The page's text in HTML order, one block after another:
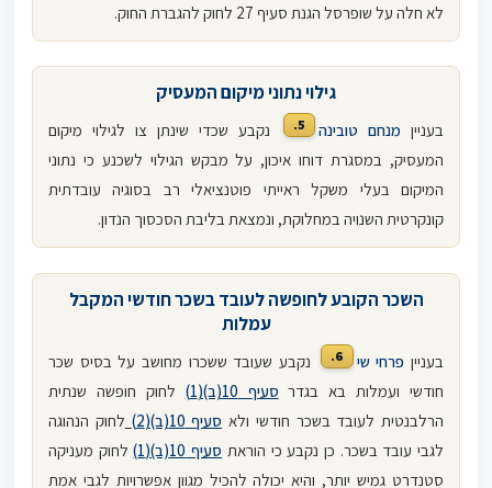
לא חלה על שופרסל הגנת סעיף 27 לחוק להגברת החוק.
גילוי נתוני מיקום המעסיק
בעניין מנחם טובינה 5.
נקבע שכדי שינתן צו לגילוי מיקום
המעסיק, במסגרת דוחו איכון, על מבקש הגילוי לשכנע כי נתוני
המיקום בעלי משקל ראייתי פוטנציאלי רב בסוגיה עובדתית
קונקרטית השנויה במחלוקת, ונמצאת בליבת הסכסוך הנדון.
השכר הקובע לחופשה לעובד בשכר חודשי המקבל
עמלות
בעניין פרחי שי 6.
נקבע שעובד ששכרו מחושב על בסיס שכר
חודשי ועמלות בא בגדר סעיף 10(ב)(1)
לחוק חופשה שנתית
הרלבנטית לעובד בשכר חודשי ולא סעיף 10(ב)(2)
לחוק הנהוגה
לגבי עובד בשכר. כן נקבע כי הוראת סעיף 10(ב)(1)
לחוק מעניקה
סטנדרט גמיש יותר, והיא יכולה להכיל מגוון אפשרויות לגבי אמת